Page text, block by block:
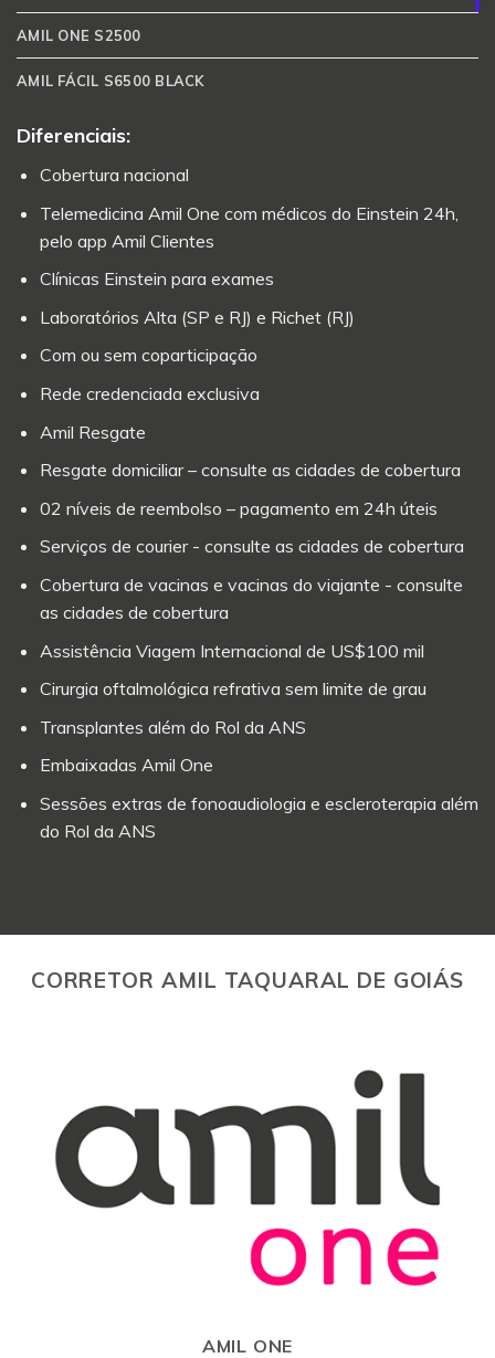
AMIL ONE S2500
AMIL FÁCIL S6500 BLACK
Diferenciais:
Cobertura nacional
Telemedicina Amil One com médicos do Einstein 24h,
pelo app Amil Clientes
Clínicas Einstein para exames
Laboratórios Alta (SP e RJ) e Richet (RJ)
Com ou sem coparticipação
Rede credenciada exclusiva
Amil Resgate
Resgate domiciliar – consulte as cidades de cobertura
02 níveis de reembolso – pagamento em 24h úteis
Serviços de courier - consulte as cidades de cobertura
Cobertura de vacinas e vacinas do viajante - consulte
as cidades de cobertura
Assistência Viagem Internacional de US$100 mil
Cirurgia oftalmológica refrativa sem limite de grau
Transplantes além do Rol da ANS
Embaixadas Amil One
Sessões extras de fonoaudiologia e escleroterapia além
do Rol da ANS
CORRETOR AMIL TAQUARAL DE GOIÁS
AMIL ONE